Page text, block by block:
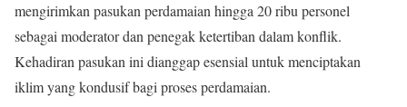
mengirimkan pasukan perdamaian hingga 20 ribu personel
sebagai moderator dan penegak ketertiban dalam konflik.
Kehadiran pasukan ini dianggap esensial untuk menciptakan
iklim yang kondusif bagi proses perdamaian.